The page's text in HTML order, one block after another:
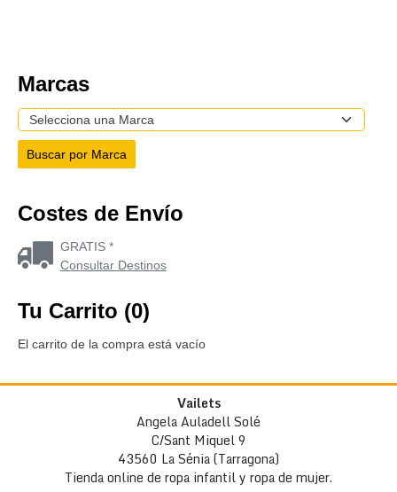
Marcas
Costes de Envío
GRATIS *
Consultar Destinos
Tu Carrito (0)
El carrito de la compra está vacío
Vailets
Angela Auladell Solé
C/Sant Miquel 9
43560 La Sénia (Tarragona)
Tienda online de ropa infantil y ropa de mujer.